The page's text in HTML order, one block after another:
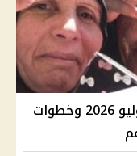
موعد صرف معاش تكافل وكرامة يوليو 2026 وخطوات